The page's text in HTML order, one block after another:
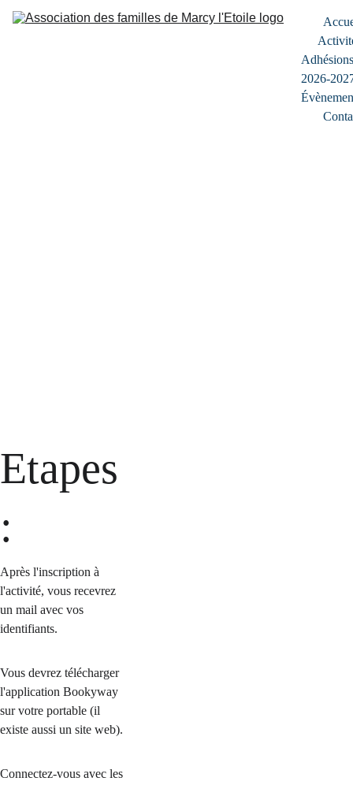
Adhésions
2026-
Etapes
:
Après l'inscription à
l'activité, vous recevrez
un mail avec vos
identifiants.
Vous devrez télécharger
l'application Bookyway
sur votre portable (il
existe aussi un site web).
Connectez-vous avec les